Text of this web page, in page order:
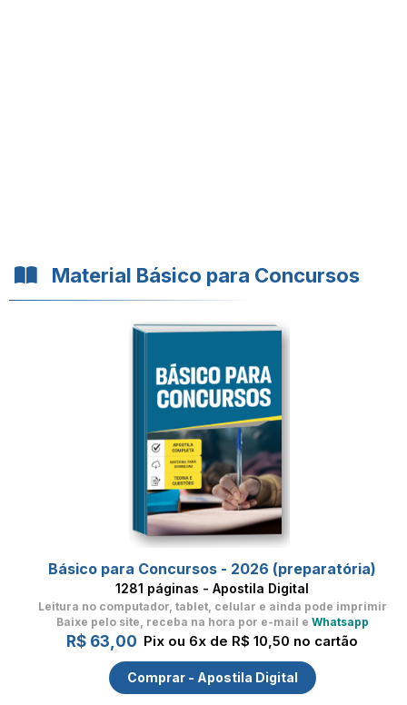
Material Básico para Concursos
Básico para Concursos - 2026 (preparatória)
1281 páginas - Apostila Digital
Leitura no computador, tablet, celular e ainda pode imprimir
Baixe pelo site, receba na hora por e-mail e Whatsapp
R$ 63,00 Pix ou 6x de R$ 10,50 no cartão
Comprar - Apostila Digital